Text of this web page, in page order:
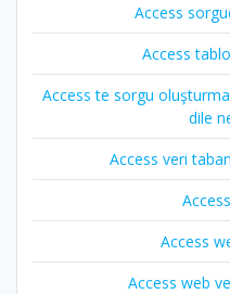
Access
Access
Access te sorgu
dile
Access veri
Access
Access web